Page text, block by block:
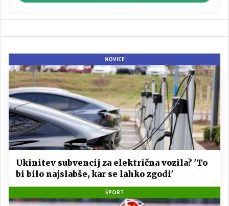
NOVICE
Ukinitev subvencij za električna vozila? 'To
bi bilo najslabše, kar se lahko zgodi'
ŠPORT